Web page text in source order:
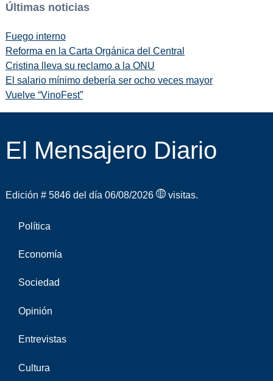
Últimas noticias
Fuego interno
Reforma en la Carta Orgánica del Central
Cristina lleva su reclamo a la ONU
El salario mínimo debería ser ocho veces mayor
Vuelve “VinoFest”
El Mensajero Diario
Edición # 5846 del día 06/08/2026 visitas.
Política
Economía
Sociedad
Opinión
Entrevistas
Cultura